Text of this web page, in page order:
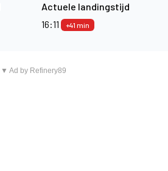
Actuele landingstijd
16:11
+41 min
▼ Ad by Refinery89